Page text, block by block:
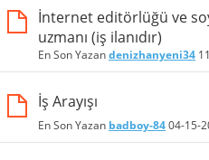
İnternet editörlüğü ve
uzmanı (iş ilanıdır)
En Son Yazandenizhanyeni34
İş Arayışı
En Son Yazan badboy-8404-15-